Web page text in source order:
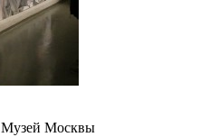
Музей Москвы